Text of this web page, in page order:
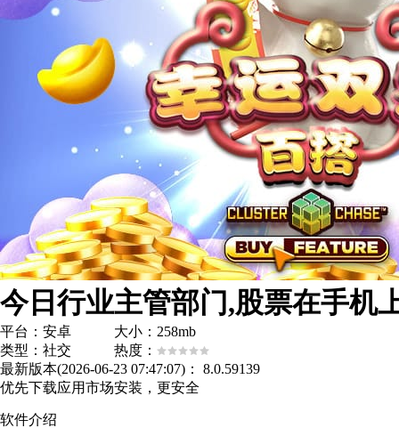
平台：安卓 大小：258mb
类型：社交 热度：
最新版本(2026-06-23 07:47:07)：
8.0.59139
优先下载应用市场安装，更安全
软件介绍